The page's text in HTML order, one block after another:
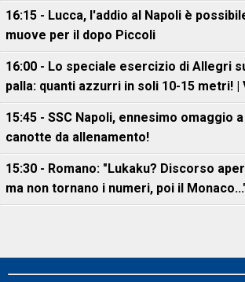
16:15 - Lucca, l'addio al Napoli è
muove per il dopo Piccoli
16:00 - Lo speciale esercizio di Allegri
palla: quanti azzurri in soli 10-15 metri! |
15:45 - SSC Napoli, ennesimo omaggio
canotte da allenamento!
15:30 - Romano: "Lukaku? Discorso
ma non tornano i numeri, poi il